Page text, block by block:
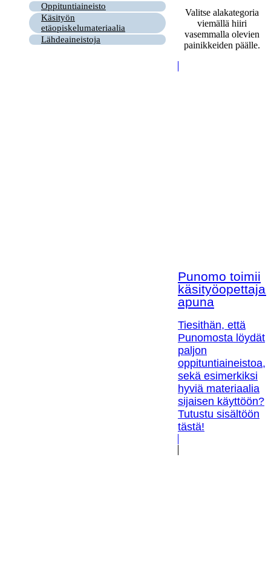
Oppituntiaineisto
Käsityön
etäopiskelumateriaalia
Lähdeaineistoja
Valitse alakategoria
viemällä hiiri
vasemmalla olevien
painikkeiden päälle.
Punomo toimii
apuna
Tiesithän, että
Punomosta löydät
paljon
oppituntiaineistoa,
sekä esimerkiksi
hyviä materiaalia
sijaisen käyttöön?
Tutustu sisältöön
tästä!